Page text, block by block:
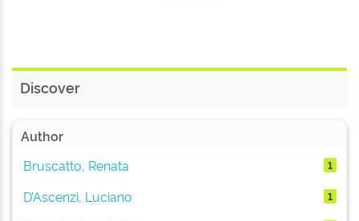
Discover
Author
Bruscatto, Renata
1
D’Ascenzi, Luciano 1